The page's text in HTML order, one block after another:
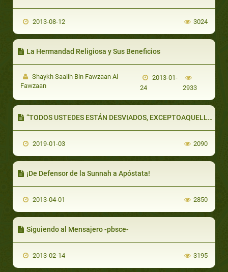
2013-08-12 3024
La Hermandad Religiosa y Sus Beneficios
Shaykh Saalih Bin Fawzaan Al
Fawzaan
2013-01-
24
2933
“TODOS USTEDES ESTÁN DESVIADOS, EXCEPTOAQUELLOS A QUIENES YO GUÍO” (PARTE 2 DE 2): TODO PODER Y TODA FUERZA PROVIENENSOLO DE DIOS
2019-01-03 2090
¡De Defensor de la Sunnah a Apóstata!
2013-04-01 2850
Siguiendo al Mensajero -pbsce-
2013-02-14 3195